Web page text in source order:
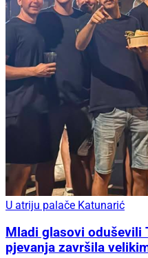
U atriju palače Katunarić
Mladi glasovi oduševili
pjevanja završila